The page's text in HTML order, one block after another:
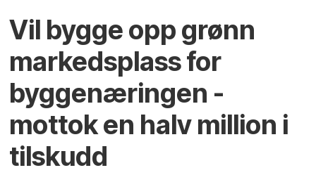
Vil bygge opp grønn
markedsplass for
byggenæringen -
mottok en halv million i
tilskudd